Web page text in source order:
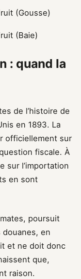
(Gousse)
(Baie)
: quand la
de l’histoire de
en 1893. La
officiellement sur
fiscale. À
sur l’importation
en sont
poursuit
douanes, en
et ne doit donc
que,
raison.